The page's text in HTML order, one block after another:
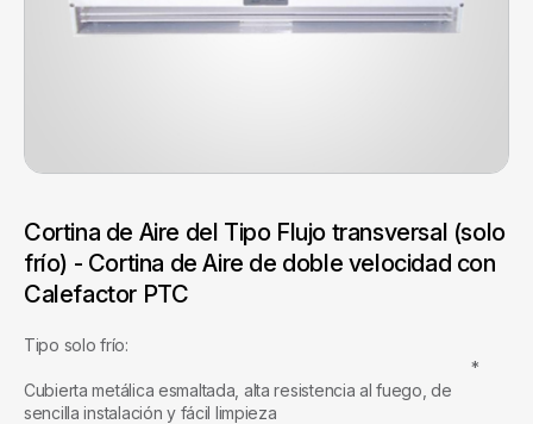
Cortina de Aire del Tipo Flujo transversal (solo
frío) - Cortina de Aire de doble velocidad con
Calefactor PTC
Tipo solo frío:
*
Cubierta metálica esmaltada, alta resistencia al fuego, de
sencilla instalación y fácil limpieza